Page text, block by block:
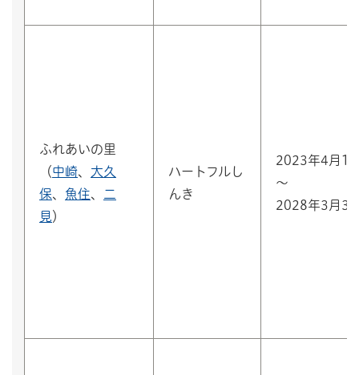
ふれあいの里
（中崎、 大久
保、 魚住、
二
見 ）
ハートフルし
んき
2023年4月1
～
2028年3月31